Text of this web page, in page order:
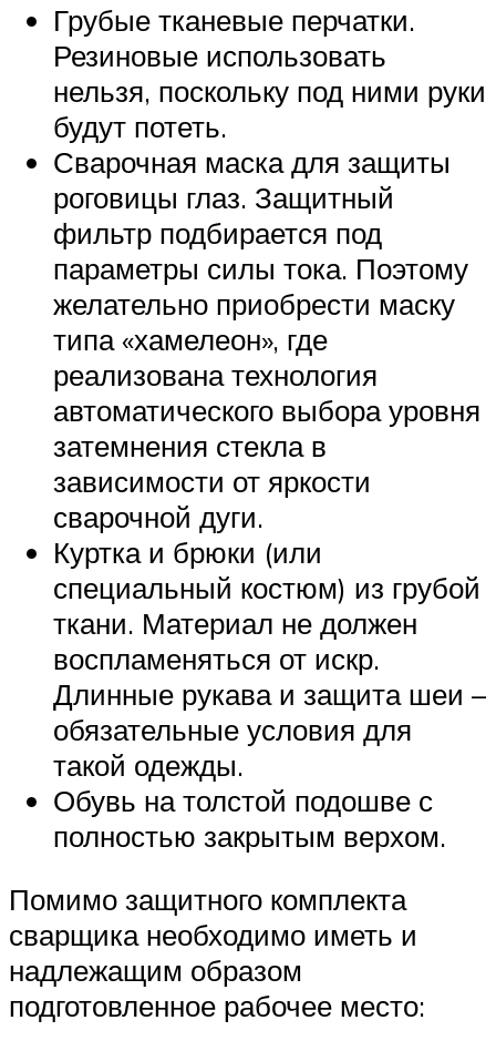
Грубые тканевые перчатки.
Резиновые использовать
нельзя, поскольку под ними руки
будут потеть.
Сварочная маска для защиты
роговицы глаз. Защитный
фильтр подбирается под
параметры силы тока. Поэтому
желательно приобрести маску
типа «хамелеон», где
реализована технология
автоматического выбора уровня
затемнения стекла в
зависимости от яркости
сварочной дуги.
Куртка и брюки (или
специальный костюм) из грубой
ткани. Материал не должен
воспламеняться от искр.
Длинные рукава и защита шеи –
обязательные условия для
такой одежды.
Обувь на толстой подошве с
полностью закрытым верхом.
Помимо защитного комплекта
сварщика необходимо иметь и
надлежащим образом
подготовленное рабочее место: